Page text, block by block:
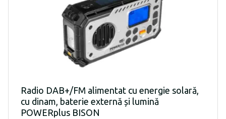
Radio DAB+/FM alimentat cu energie solară,
cu dinam, baterie externă și lumină
POWERplus BISON